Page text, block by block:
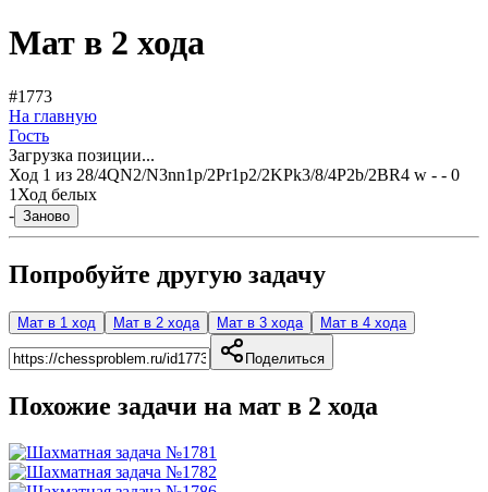
Мат в 2 хода
#1773
На главную
Гость
Загрузка позиции...
Ход 1 из 28/4QN2/N3nn1p/2Pr1p2/2KPk3/8/4P2b/2BR4 w - - 0
1 Ход белых
- Заново
Попробуйте другую задачу
Мат в 1 ход Мат в 2 хода Мат в 3 хода Мат в 4 хода
Поделиться
Похожие задачи на мат в 2 хода